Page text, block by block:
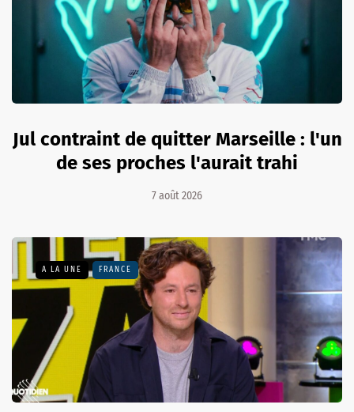
Jul contraint de quitter Marseille : l'un
de ses proches l'aurait trahi
7 août 2026
A LA UNE FRANCE